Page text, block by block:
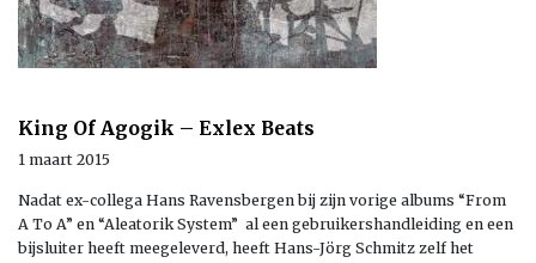
King Of Agogik – Exlex Beats
1 maart 2015
Nadat ex-collega Hans Ravensbergen bij zijn vorige albums “From
A To A” en “Aleatorik System” al een gebruikershandleiding en een
bijsluiter heeft meegeleverd, heeft Hans-Jörg Schmitz zelf het